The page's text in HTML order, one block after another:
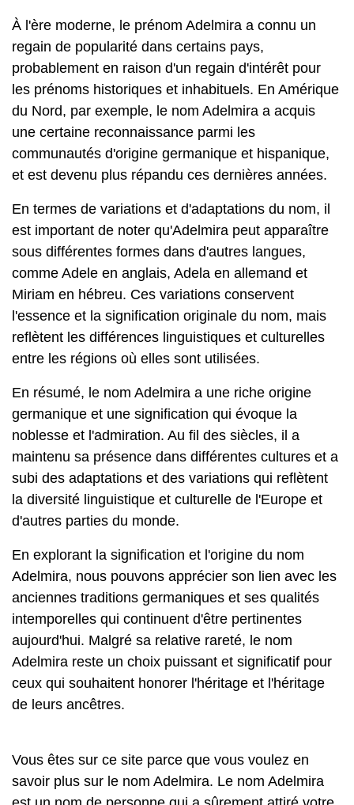
À l'ère moderne, le prénom Adelmira a connu un
regain de popularité dans certains pays,
probablement en raison d'un regain d'intérêt pour
les prénoms historiques et inhabituels. En Amérique
du Nord, par exemple, le nom Adelmira a acquis
une certaine reconnaissance parmi les
communautés d'origine germanique et hispanique,
et est devenu plus répandu ces dernières années.
En termes de variations et d'adaptations du nom, il
est important de noter qu'Adelmira peut apparaître
sous différentes formes dans d'autres langues,
comme Adele en anglais, Adela en allemand et
Miriam en hébreu. Ces variations conservent
l'essence et la signification originale du nom, mais
reflètent les différences linguistiques et culturelles
entre les régions où elles sont utilisées.
En résumé, le nom Adelmira a une riche origine
germanique et une signification qui évoque la
noblesse et l'admiration. Au fil des siècles, il a
maintenu sa présence dans différentes cultures et a
subi des adaptations et des variations qui reflètent
la diversité linguistique et culturelle de l'Europe et
d'autres parties du monde.
En explorant la signification et l'origine du nom
Adelmira, nous pouvons apprécier son lien avec les
anciennes traditions germaniques et ses qualités
intemporelles qui continuent d'être pertinentes
aujourd'hui. Malgré sa relative rareté, le nom
Adelmira reste un choix puissant et significatif pour
ceux qui souhaitent honorer l'héritage et l'héritage
de leurs ancêtres.
Vous êtes sur ce site parce que vous voulez en
savoir plus sur le nom Adelmira. Le nom Adelmira